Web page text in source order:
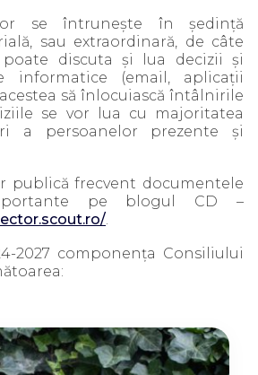
se întruneşte în şedinţă
sau extraordinară, de câte
discuta și lua decizii și
informatice (email, aplicații
să înlocuiască întâlnirile
se vor lua cu majoritatea
a persoanelor prezente şi
publică frecvent documentele
pe blogul CD –
.
2027 componența Consiliului